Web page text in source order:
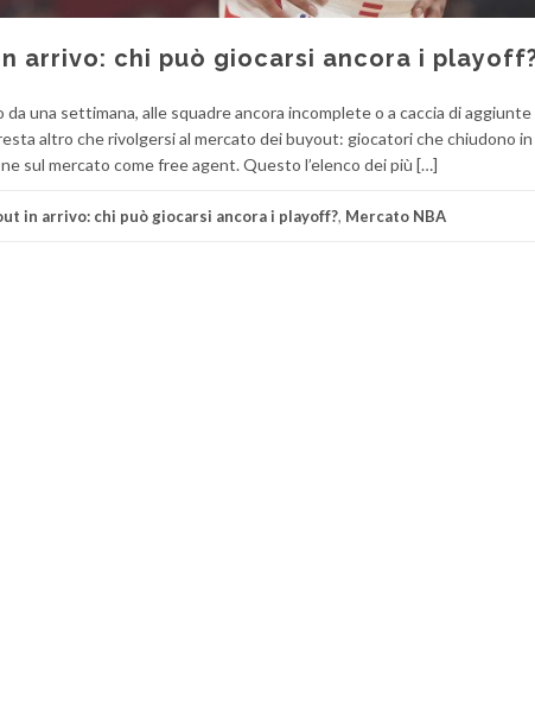
arrivo: chi può giocarsi ancora i
una settimana, alle squadre ancora incomplete o a caccia di
altro che rivolgersi al mercato dei buyout: giocatori che chiudono
sul mercato come free agent. Questo l’elenco dei più […]
in arrivo: chi può giocarsi ancora i playoff?, Mercato NBA